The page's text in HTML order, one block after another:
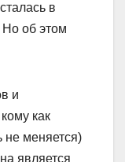
в
Но об этом
и
как
не меняется)
является